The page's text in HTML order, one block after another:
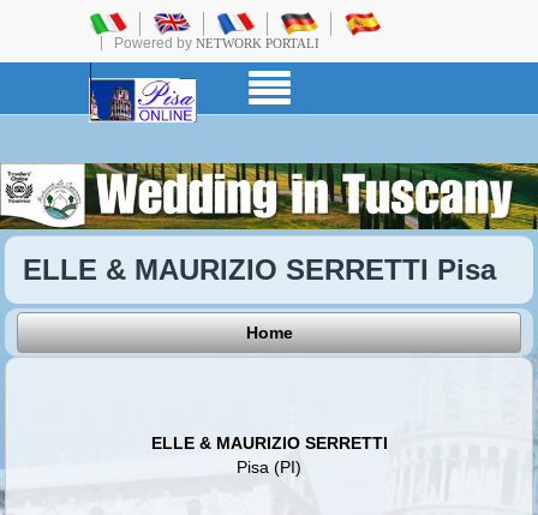
Powered by NETWORK PORTALI
ELLE & MAURIZIO SERRETTI Pisa
Home
ELLE & MAURIZIO SERRETTI
Pisa (PI)